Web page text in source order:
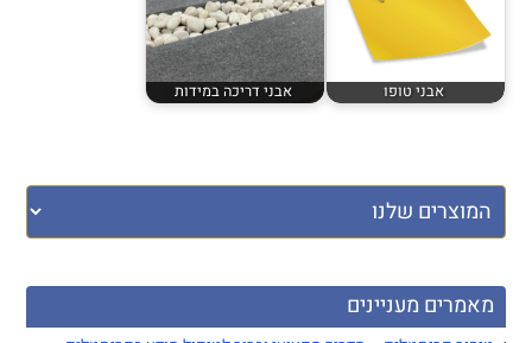
מאמרים מעניינים
אבני טופו אבני דריכה במידות